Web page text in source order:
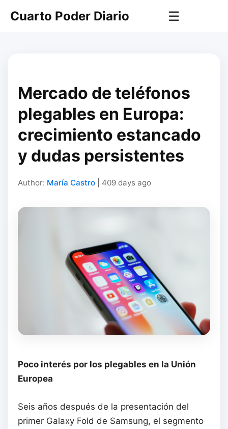
Cuarto Poder Diario ☰
Mercado de teléfonos
plegables en Europa:
crecimiento estancado
y dudas persistentes
Author: María Castro | 409 days ago
Poco interés por los plegables en la Unión
Europea
Seis años después de la presentación del
primer Galaxy Fold de Samsung, el segmento